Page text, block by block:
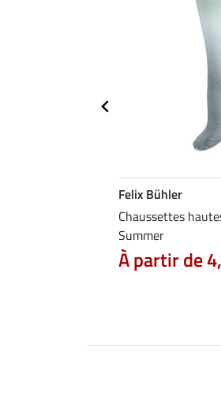
Felix Bühler
Chaussettes
Summer
À partir de